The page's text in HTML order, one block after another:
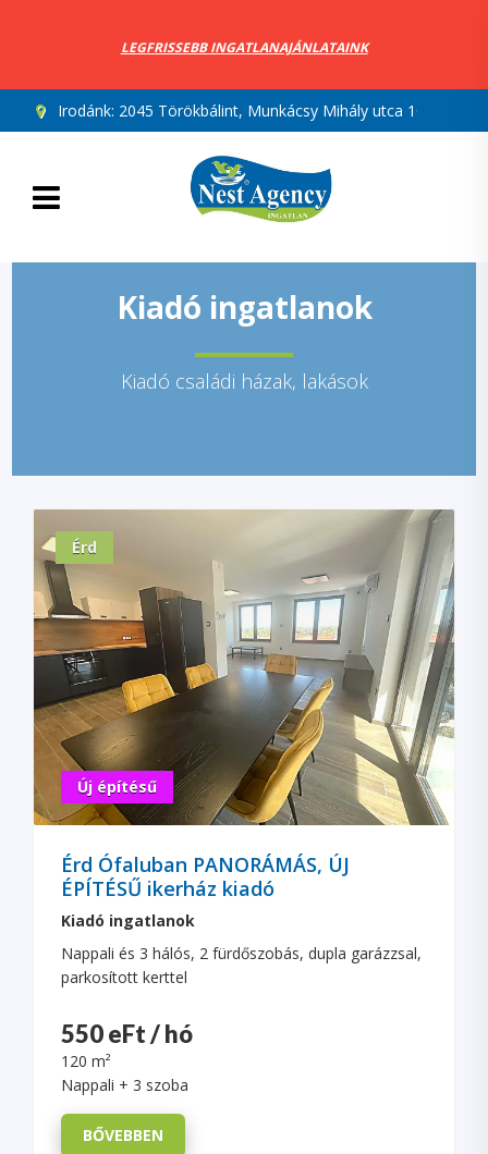
LEGFRISSEBB INGATLANAJÁNLATAINK
Irodánk: 2045 Törökbálint, Munkácsy Mihály utca 10.
Kiadó ingatlanok
Kiadó családi házak, lakások
Érd
Új építésű
Érd Ófaluban PANORÁMÁS, ÚJ
ÉPÍTÉSŰ ikerház kiadó
Kiadó ingatlanok
Nappali és 3 hálós, 2 fürdőszobás, dupla garázzsal,
parkosított kerttel
550 eFt / hó
120 m²
Nappali + 3 szoba
BŐVEBBEN